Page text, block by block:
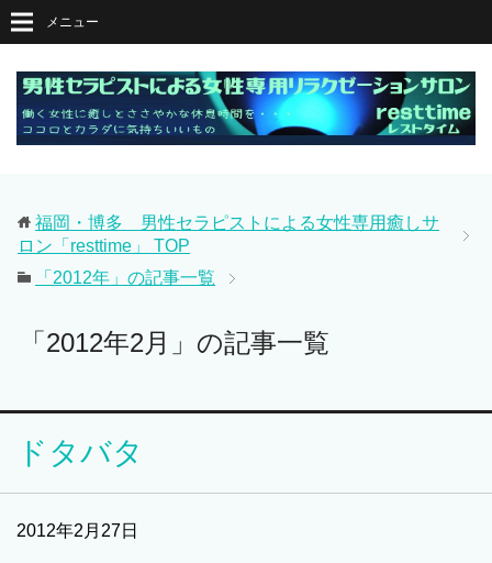
メニュー
福岡・博多 男性セラピストによる女性専用癒しサ
ロン「resttime」
TOP
「2012年」の記事一覧
「2012年2月」の記事一覧
ドタバタ
2012年2月27日